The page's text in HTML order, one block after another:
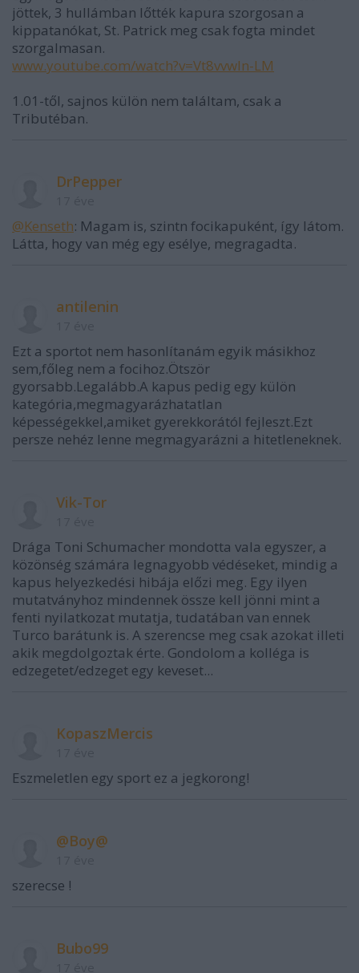
jöttek, 3 hullámban lőtték kapura szorgosan a
kippatanókat, St. Patrick meg csak fogta mindet
szorgalmasan.
www.youtube.com/watch?v=Vt8vvwIn-LM
1.01-től, sajnos külön nem találtam, csak a
Tributéban.
DrPepper
@Kenseth: Magam is, szintn focikapuként, így látom.
Látta, hogy van még egy esélye, megragadta.
antilenin
Ezt a sportot nem hasonlítanám egyik másikhoz
sem,főleg nem a focihoz.Ötször
gyorsabb.Legalább.A kapus pedig egy külön
kategória,megmagyarázhatatlan
képességekkel,amiket gyerekkorától fejleszt.Ezt
persze nehéz lenne megmagyarázni a hitetleneknek.
Vik-Tor
Drága Toni Schumacher mondotta vala egyszer, a
közönség számára legnagyobb védéseket, mindig a
kapus helyezkedési hibája előzi meg. Egy ilyen
mutatványhoz mindennek össze kell jönni mint a
fenti nyilatkozat mutatja, tudatában van ennek
Turco barátunk is. A szerencse meg csak azokat illeti
akik megdolgoztak érte. Gondolom a kolléga is
edzegetet/edzeget egy keveset...
KopaszMercis
Eszmeletlen egy sport ez a jegkorong!
@Boy@
szerecse !
Bubo99